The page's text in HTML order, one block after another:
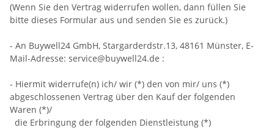
(Wenn Sie den Vertrag widerrufen wollen, dann füllen Sie
bitte dieses Formular aus und senden Sie es zurück.)
- An Buywell24 GmbH, Stargarderdstr.13, 48161 Münster, E-
Mail-Adresse: service@buywell24.de :
- Hiermit widerrufe(n) ich/ wir (*) den von mir/ uns (*)
abgeschlossenen Vertrag über den Kauf der folgenden
Waren (*)/
die Erbringung der folgenden Dienstleistung (*)